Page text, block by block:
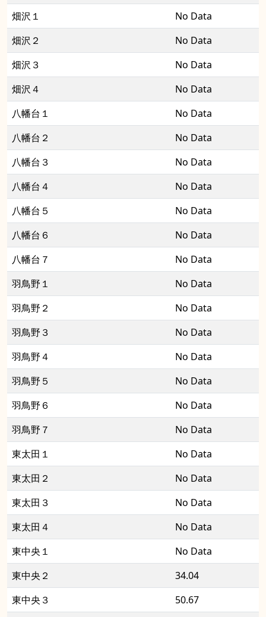
畑沢１
No Data
畑沢２
No Data
畑沢３
No Data
畑沢４
No Data
八幡台１
No Data
八幡台２
No Data
八幡台３
No Data
八幡台４
No Data
八幡台５
No Data
八幡台６
No Data
八幡台７
No Data
羽鳥野１
No Data
羽鳥野２
No Data
羽鳥野３
No Data
羽鳥野４
No Data
羽鳥野５
No Data
羽鳥野６
No Data
羽鳥野７
No Data
東太田１
No Data
東太田２
No Data
東太田３
No Data
東太田４
No Data
東中央１
No Data
東中央２
34.04
東中央３
50.67